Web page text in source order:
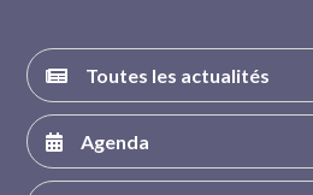
Toutes les actualités
Agenda